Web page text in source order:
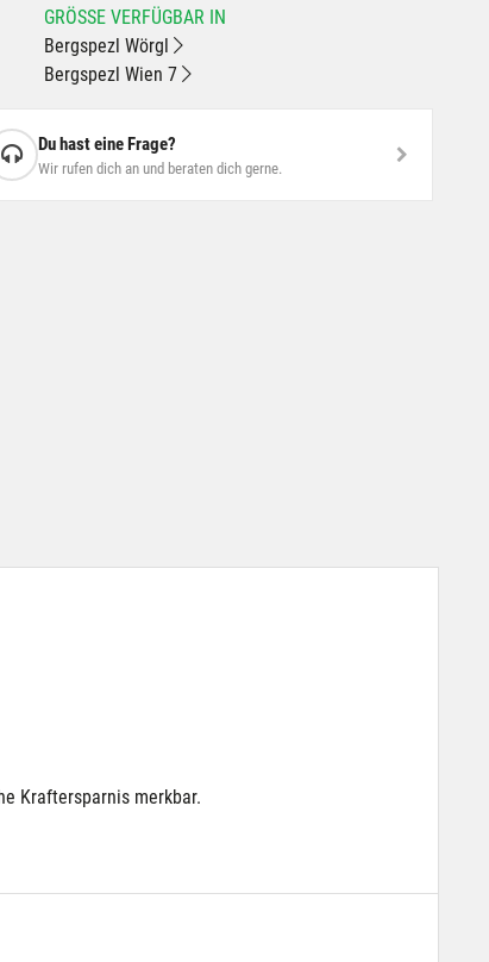
GRÖSSE VERFÜGBAR IN
Bergspezl Wörgl
Bergspezl Wien 7
Du hast eine Frage?
Wir rufen dich an und beraten dich gerne.
Kraftersparnis merkbar.